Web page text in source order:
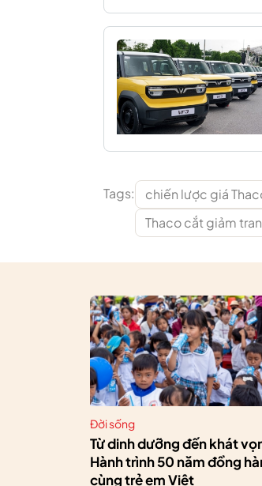
Tags: chiến lược giá
Thaco cắt giảm
Đời sống
Từ dinh dưỡng đến khát
Hành trình 50 năm đồng
cùng trẻ em Việt